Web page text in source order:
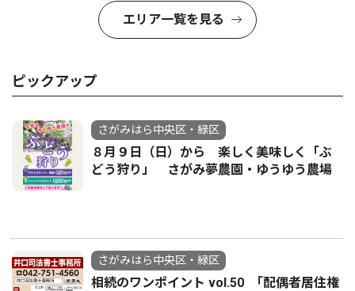
エリア一覧を見る
ピックアップ
さがみはら中央区・緑区
８月９日（日）から 楽しく美味しく「ぶ
どう狩り」 さがみ夢農園・ゆうゆう農場
さがみはら中央区・緑区
相続のワンポイント vol.50 ｢配偶者居住権